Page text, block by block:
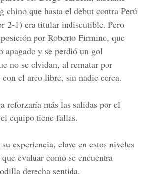
chino que hasta el debut contra Perú
2-1) era titular indiscutible. Pero
por Roberto Firmino, que
apagado y se perdió un gol
no se olvidan, al rematar por
con el arco libre, sin nadie cerca.
reforzaría más las salidas por el
equipo tiene fallas.
experiencia, clave en estos niveles
evaluar como se encuentra
derecha sentida.